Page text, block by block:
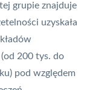
grupie znajduje
uzyskała
200 tys. do
pod względem